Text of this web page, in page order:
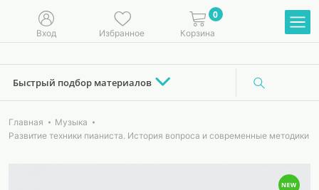
Вход Избранное
0
Корзина
Быстрый подбор материалов
Главная
Музыка
Развитие техники пианиста. История вопроса и современные методики